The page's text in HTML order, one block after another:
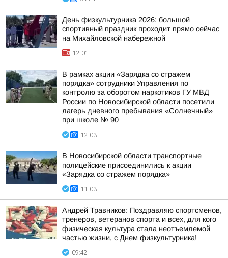
День физкультурника 2026: большой
спортивный праздник проходит прямо сейчас
на Михайловской набережной
12:01
В рамках акции «Зарядка со стражем
порядка» сотрудники Управления по
контролю за оборотом наркотиков ГУ МВД
России по Новосибирской области посетили
лагерь дневного пребывания «Солнечный»
при школе № 90
12:03
В Новосибирской области транспортные
полицейские присоединились к акции
«Зарядка со стражем порядка»
11:03
Андрей Травников: Поздравляю спортсменов,
тренеров, ветеранов спорта и всех, для кого
физическая культура стала неотъемлемой
частью жизни, с Днем физкультурника!
09:42